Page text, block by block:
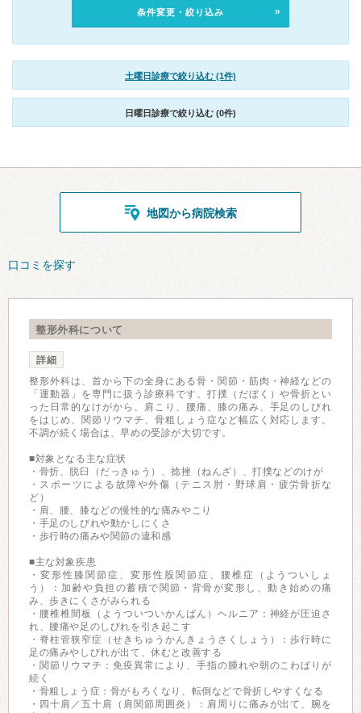
条件変更・絞り込み
土曜日診療で絞り込む (1件)
日曜日診療で絞り込む (0件)
地図から病院検索
口コミを探す
整形外科について
詳細
整形外科は、首から下の全身にある骨・関節・筋肉・神経などの
「運動器」を専門に扱う診療科です。打撲（だぼく）や骨折とい
った日常的なけがから、肩こり、腰痛、膝の痛み、手足のしびれ
をはじめ、関節リウマチ、骨粗しょう症など幅広く対応します。
不調が続く場合は、早めの受診が大切です。
■対象となる主な症状
・骨折、脱臼（だっきゅう）、捻挫（ねんざ）、打撲などのけが
・スポーツによる故障や外傷（テニス肘・野球肩・疲労骨折な
ど）
・肩、腰、膝などの慢性的な痛みやこり
・手足のしびれや動かしにくさ
・歩行時の痛みや関節の違和感
■主な対象疾患
・変形性膝関節症、変形性股関節症、腰椎症（ようついしょ
う）：加齢や負担の蓄積で関節・背骨が変形し、動き始めの痛
み、歩きにくさがみられる
・腰椎椎間板（ようついついかんばん）ヘルニア：神経が圧迫さ
れ、腰痛や足のしびれを引き起こす
・脊柱管狭窄症（せきちゅうかんきょうさくしょう）：歩行時に
足の痛みやしびれが出て、休むと改善する
・関節リウマチ：免疫異常により、手指の腫れや朝のこわばりが
続く
・骨粗しょう症：骨がもろくなり、転倒などで骨折しやすくなる
・四十肩／五十肩（肩関節周囲炎）：肩周りに痛みが出て、腕を